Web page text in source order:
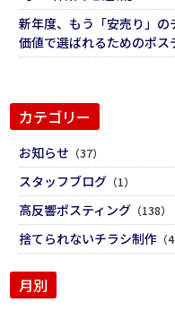
新年度、もう「安売り」
価値で選ばれるためのポス
カテゴリー
お知らせ （37）
スタッフブログ （1）
高反響ポスティング （138）
捨てられないチラシ制作 （
月別